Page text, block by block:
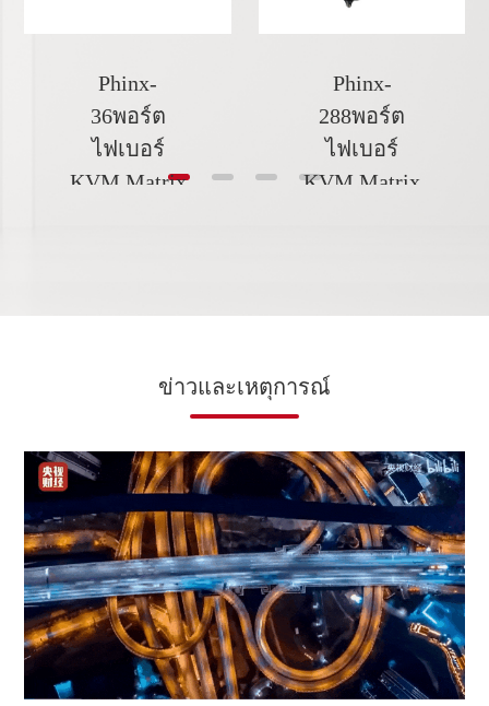
Phinx-
36พอร์ต
ไฟเบอร์
KVM Matrix
Phinx-
288พอร์ต
ไฟเบอร์
KVM Matrix
ข่าวและเหตุการณ์